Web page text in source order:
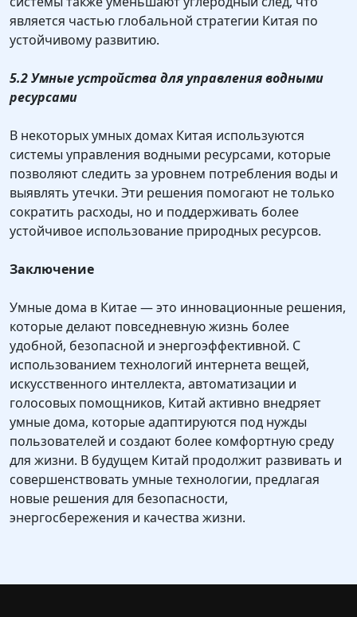
является частью глобальной стратегии Китая по
устойчивому развитию.
5.2 Умные устройства для управления водными
ресурсами
В некоторых умных домах Китая используются
системы управления водными ресурсами, которые
позволяют следить за уровнем потребления воды и
выявлять утечки. Эти решения помогают не только
сократить расходы, но и поддерживать более
устойчивое использование природных ресурсов.
Заключение
Умные дома в Китае — это инновационные решения,
которые делают повседневную жизнь более
удобной, безопасной и энергоэффективной. С
использованием технологий интернета вещей,
искусственного интеллекта, автоматизации и
голосовых помощников, Китай активно внедряет
умные дома, которые адаптируются под нужды
пользователей и создают более комфортную среду
для жизни. В будущем Китай продолжит развивать и
совершенствовать умные технологии, предлагая
новые решения для безопасности,
энергосбережения и качества жизни.